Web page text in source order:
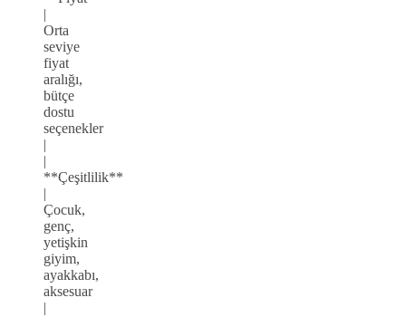
|
Orta
seviye
fiyat
aralığı,
bütçe
dostu
seçenekler
|
|
**Çeşitlilik**
|
Çocuk,
genç,
yetişkin
giyim,
ayakkabı,
aksesuar
|